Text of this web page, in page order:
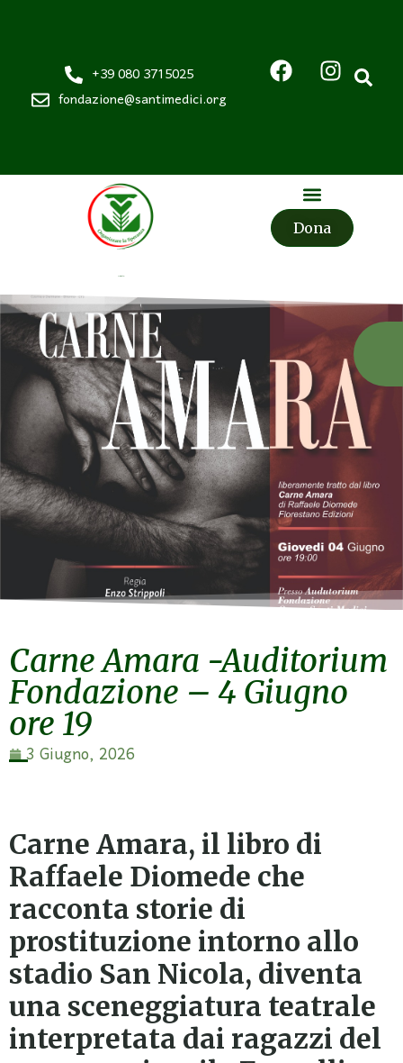
+39 080 3715025
fondazione@santimedici.org
Dona
Carne Amara -Auditorium
Fondazione – 4 Giugno
ore 19
3 Giugno, 2026
Carne Amara, il libro di
Raffaele Diomede che
racconta storie di
prostituzione intorno allo
stadio San Nicola, diventa
una sceneggiatura teatrale
interpretata dai ragazzi del